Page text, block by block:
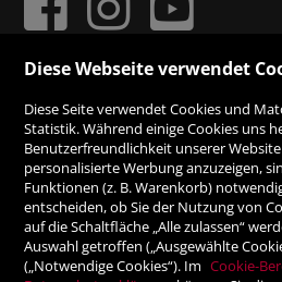
Vorauskasse
SICHER ONLINE
Diese Webseite verwendet
Diese Seite verwendet Cookies und
Statistik. Während einige Cookies uns
Benutzerfreundlichkeit unserer
personalisierte Werbung anzuzeigen,
Funktionen (z. B. Warenkorb)
entscheiden, ob Sie der Nutzung von
auf die Schaltfläche „Alle zulassen“
Auswahl getroffen („Ausgewählte
(„Notwendige Cookies“). Im Cookie-